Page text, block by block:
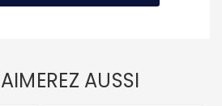
AUSSI